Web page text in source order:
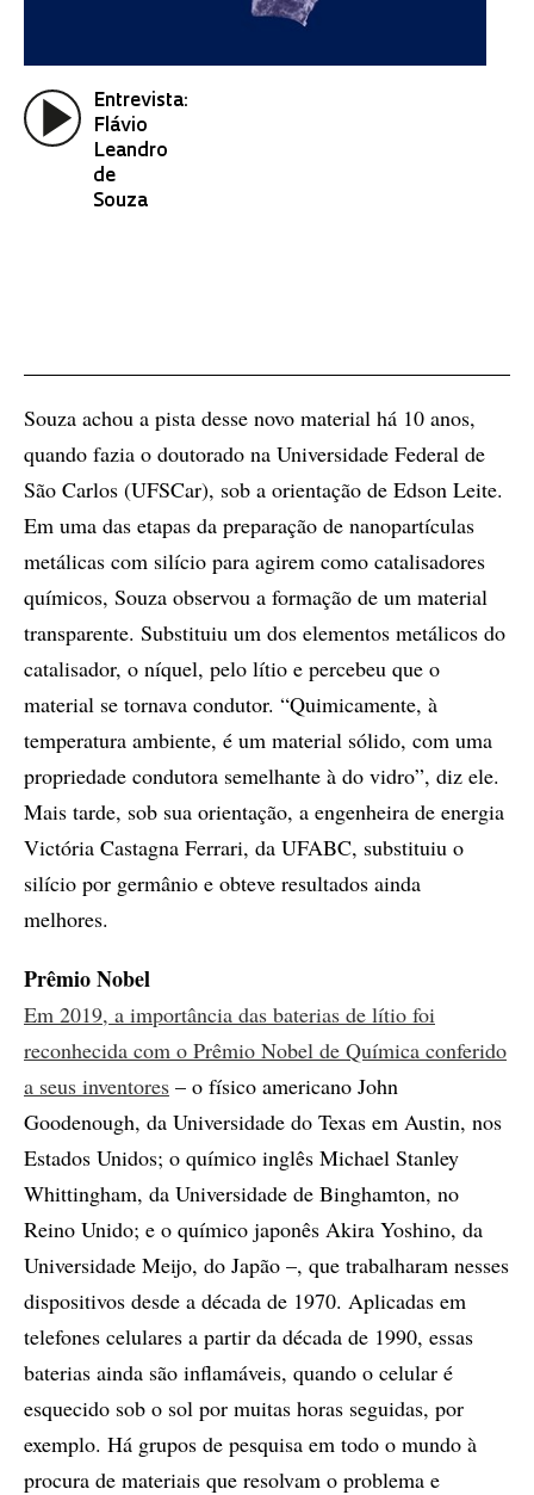
Entrevista:
Flávio
Leandro
de
Souza
Souza achou a pista desse novo material há 10 anos,
quando fazia o doutorado na Universidade Federal de
São Carlos (UFSCar), sob a orientação de Edson Leite.
Em uma das etapas da preparação de nanopartículas
metálicas com silício para agirem como catalisadores
químicos, Souza observou a formação de um material
transparente. Substituiu um dos elementos metálicos do
catalisador, o níquel, pelo lítio e percebeu que o
material se tornava condutor. “Quimicamente, à
temperatura ambiente, é um material sólido, com uma
propriedade condutora semelhante à do vidro”, diz ele.
Mais tarde, sob sua orientação, a engenheira de energia
Victória Castagna Ferrari, da UFABC, substituiu o
silício por germânio e obteve resultados ainda
melhores.
Prêmio Nobel
Em 2019, a importância das baterias de lítio foi
reconhecida com o Prêmio Nobel de Química conferido
a seus inventores – o físico americano John
Goodenough, da Universidade do Texas em Austin, nos
Estados Unidos; o químico inglês Michael Stanley
Whittingham, da Universidade de Binghamton, no
Reino Unido; e o químico japonês Akira Yoshino, da
Universidade Meijo, do Japão –, que trabalharam nesses
dispositivos desde a década de 1970. Aplicadas em
telefones celulares a partir da década de 1990, essas
baterias ainda são inflamáveis, quando o celular é
esquecido sob o sol por muitas horas seguidas, por
exemplo. Há grupos de pesquisa em todo o mundo à
procura de materiais que resolvam o problema e